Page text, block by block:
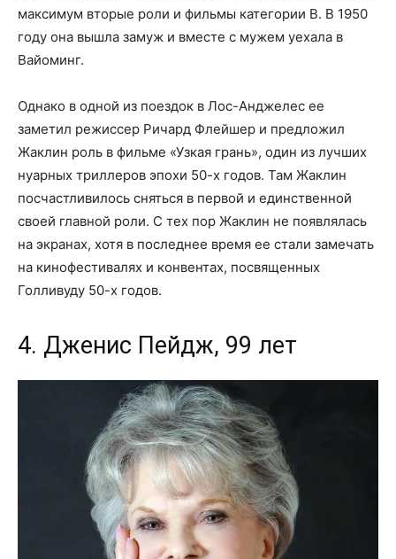
максимум вторые роли и фильмы категории В. В 1950
году она вышла замуж и вместе с мужем уехала в
Вайоминг.
Однако в одной из поездок в Лос-Анджелес ее
заметил режиссер Ричард Флейшер и предложил
Жаклин роль в фильме «Узкая грань», один из лучших
нуарных триллеров эпохи 50-х годов. Там Жаклин
посчастливилось сняться в первой и единственной
своей главной роли. С тех пор Жаклин не появлялась
на экранах, хотя в последнее время ее стали замечать
на кинофестивалях и конвентах, посвященных
Голливуду 50-х годов.
4. Дженис Пейдж, 99 лет